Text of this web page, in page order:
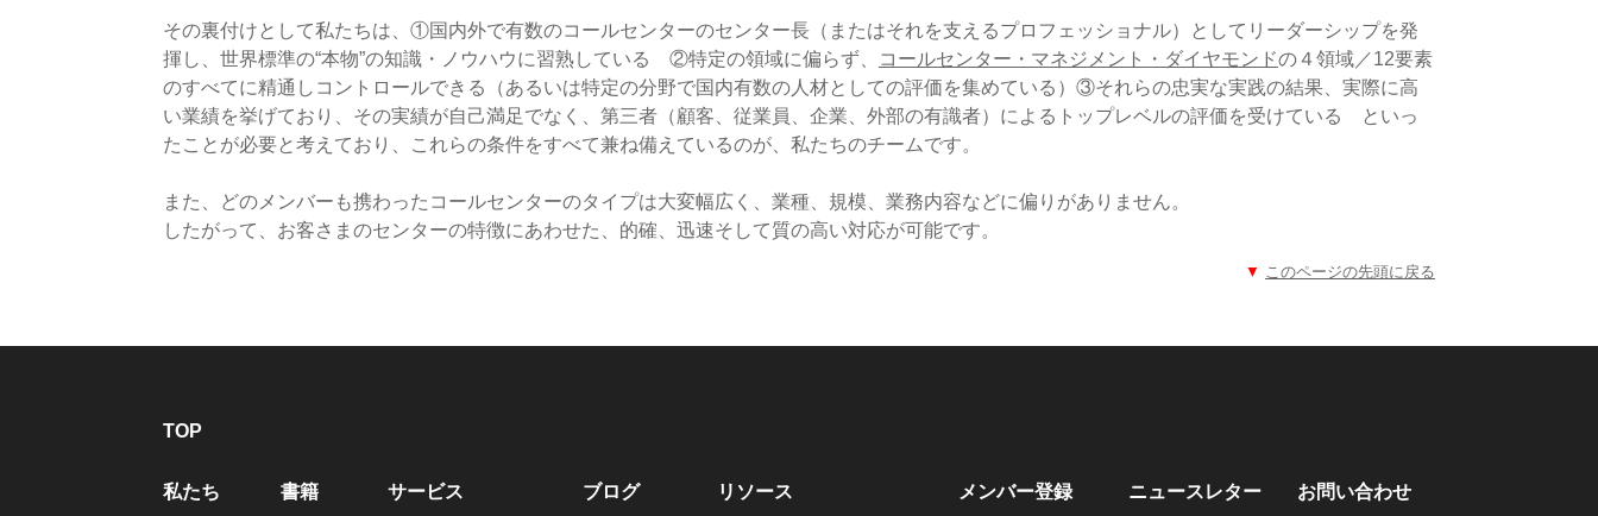
​その裏付けとして私たちは、①国内外で有数のコールセンターのセンター長（またはそれを支えるプロフェッショナル）としてリーダーシップを発
揮し、世界標準の“本物”の知識・ノウハウに習熟している ②特定の領域に偏らず、
コールセンター・マネジメント・ダイヤモンドの４領域／12要素
のすべてに精通しコントロールできる（あるいは特定の分野で国内有数の人材としての評価を集めている）③それらの忠実な実践の結果、実際に高
い業績を挙げており、その実績が自己満足でなく、第三者（顧客、従業員、企業、外部の有識者）によるトップレベルの評価を受けている といっ
たことが必要と考えており、これらの条件をすべて兼ね備えているのが、私たちのチームです。
また、どのメンバーも携わったコールセンターのタイプは大変幅広く、業種、規模、業務内容などに偏りがありません。
​したがって、お客さまのセンターの特徴にあわせた、的確、迅速そして質の高い対応が可能です。
▼ このページの先頭に戻る
TOP
私たち 書籍 サービス ブログ リソース メンバー登録 ニュースレター ​お問い合わせ